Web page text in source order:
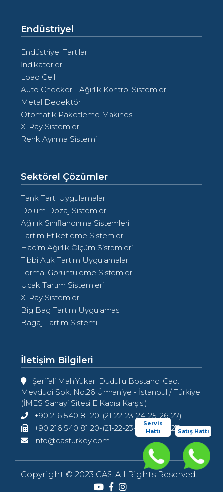
Endüstriyel
Endüstriyel Tartılar
İndikatörler
Load Cell
Auto Checker - Ağırlık Kontrol Sistemleri
Metal Dedektör
Otomatik Paketleme Makinesi
X-Ray Sistemleri
Renk Ayırma Sistemi
Sektörel Çözümler
Tank Tartı Uygulamaları
Dolum Dozaj Sistemleri
Ağırlık Sınıflandırma Sistemleri
Tartım Etiketleme Sistemleri
Hacim Ağırlık Ölçüm Sistemleri
Tıbbi Atık Tartım Uygulamaları
Termal Görüntüleme Sistemleri
Uçak Tartım Sistemleri
X-Ray Sistemleri
Big Bag Tartım Uygulaması
Bagaj Tartım Sistemi
İletişim Bilgileri
Şerifali Mah.Yukarı Dudullu Bostancı Cad.
Mevdudi Sok. No:26 Ümraniye - İstanbul / Türkiye
(İMES Sanayi Sitesi E Kapısı Karşısı)
+90 216 540 81 20-(21-22-23-24-25-26-27)
+90 216 540 81 20-(21-22-23-24-25-26-27)
info@casturkey.com
Copyright © 2023 CAS. All Rights Reserved.
Satış Hattı
Servis
Hattı